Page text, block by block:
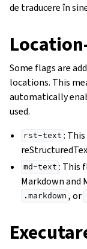
de traducere în
Some flags are
locations. This
automatically
used.
rst-text :
md-text : This
Markdown and
.markdown , or